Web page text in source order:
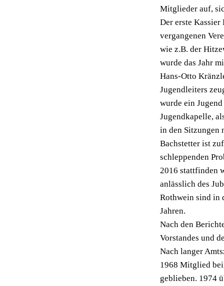
Mitglieder auf,
Der erste
vergangenen
wie z.B. der
wurde das Jahr
Hans-Otto
Jugendleiters
wurde ein
Jugendkapelle,
in den Sitzungen
Bachstetter ist
schleppenden
2016 stattfinden
anlässlich des
Rothwein sind in
Jahren.
Nach den
Vorstandes und
Nach langer
1968 Mitglied
geblieben. 1974